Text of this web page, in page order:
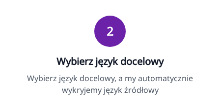
2
Wybierz język docelowy
Wybierz język docelowy, a my automatycznie
wykryjemy język źródłowy